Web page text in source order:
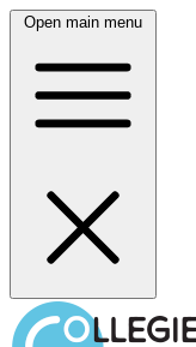
Open main menu